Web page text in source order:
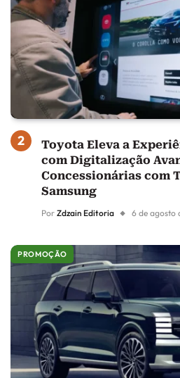
Toyota Eleva a
com Digitalização
Concessionárias com
Samsung
Por Zdzain Editoria 6 de agosto
PROMOÇÃO